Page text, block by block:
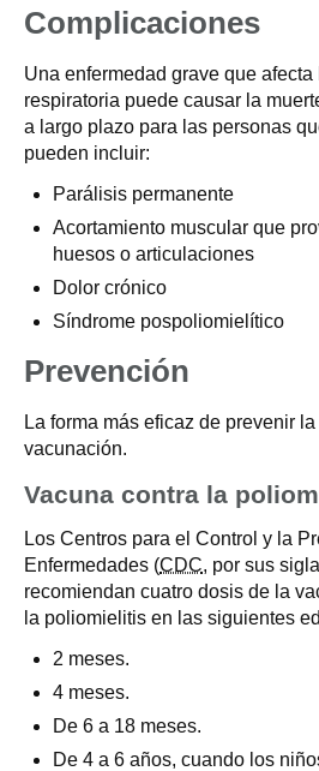
Complicaciones
Una enfermedad grave que afecta
respiratoria puede causar la
a largo plazo para las personas
pueden incluir:
Parálisis permanente
Acortamiento muscular que
huesos o articulaciones
Dolor crónico
Síndrome pospoliomielítico
Prevención
La forma más eficaz de prevenir
vacunación.
Vacuna contra la
Los Centros para el Control y la
Enfermedades (CDC, por sus
recomiendan cuatro dosis de la
la poliomielitis en las siguientes
2 meses.
4 meses.
De 6 a 18 meses.
De 4 a 6 años, cuando los